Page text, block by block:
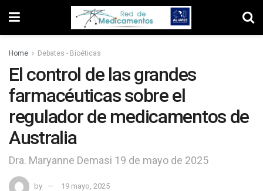
Home Debates - Bioéticas
El control de las grandes
farmacéuticas sobre el
regulador de medicamentos de
Australia
Dra. Maryanne Demasi 19 de mayo de 2025
by 19 mayo, 2025